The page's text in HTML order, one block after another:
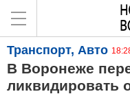
Транспорт, Авто
В Воронеже
ликвидировать